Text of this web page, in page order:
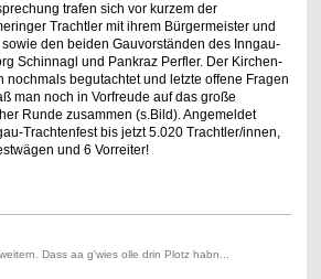
trafen sich vor kurzem der
Trachtler mit ihrem Bürgermeister und
den beiden Gauvorständen des Inngau-
Schinnagl und Pankraz Perfler. Der Kirchen-
nochmals begutachtet und letzte offene Fragen
man noch in Vorfreude auf das große
Runde zusammen (s.Bild). Angemeldet
Trachtenfest bis jetzt 5.020 Trachtler/innen,
und 6 Vorreiter!
Dass aa g'wies olle drin Plotz habn...